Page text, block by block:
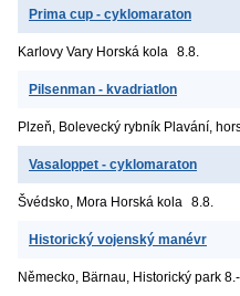
Prima cup - cyklomaraton
Karlovy Vary Horská kola 8.8.
Pilsenman - kvadriatlon
Plzeň, Bolevecký rybník Plavání,
Vasaloppet - cyklomaraton
Švédsko, Mora Horská kola 8.8.
Historický vojenský manévr
Německo, Bärnau, Historický park